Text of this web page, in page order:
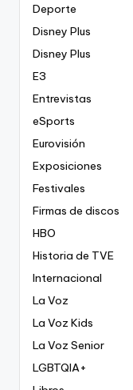
Deporte
Disney Plus
Disney Plus
E3
Entrevistas
eSports
Eurovisión
Exposiciones
Festivales
Firmas de discos
HBO
Historia de TVE
Internacional
La Voz
La Voz Kids
La Voz Senior
LGBTQIA+